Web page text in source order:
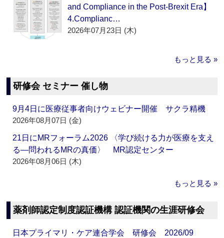
and Compliance in the Post-Brexit Era】
4.Complianc…
2026年07月23日 (木)
もっと見る »
研修会 セミナー 催し物
9月4日に医療従事者向けウェビナー開催 サクラ精機
2026年08月07日 (金)
21日にMRフォーラム2026 〈学び続ける力が医療を支え
る―問われるMRの真価〉 MR認定センター
2026年08月06日 (木)
もっと見る »
薬剤師認定制度認証機構 認証機関の生涯研修会
日本プライマリ・ケア連合学会 研修会 2026/09